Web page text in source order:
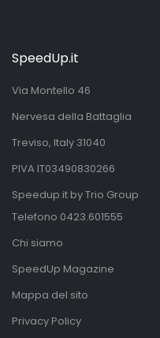
SpeedUp.it
Via Montello 46
Nervesa della Battaglia
Treviso, Italy 31040
PIVA IT03490830266
Speedup.it by Trio Group
Telefono 0423.601555
Chi siamo
SpeedUp Magazine
Mappa del sito
Privacy Policy